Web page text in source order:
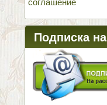
соглашение
Подписка на
новости